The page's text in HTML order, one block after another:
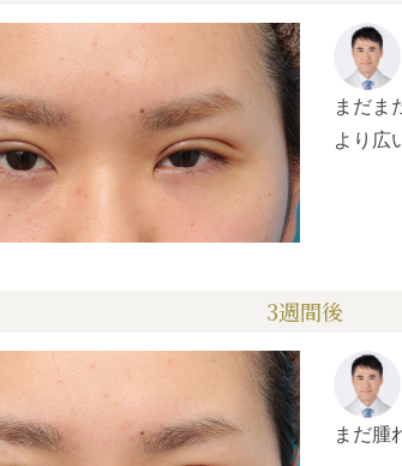
まだま
より広
3週間後
まだ腫